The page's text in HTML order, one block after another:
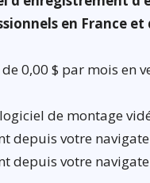
en France et
0,00 $ par mois en
de montage
depuis votre
depuis votre